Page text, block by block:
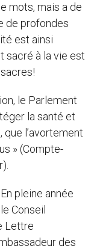
mots, mais a de
de profondes
est ainsi
sacré à la vie est
le Parlement
la santé et
l’avortement
» (Compte-
pleine année
Conseil
Lettre
des